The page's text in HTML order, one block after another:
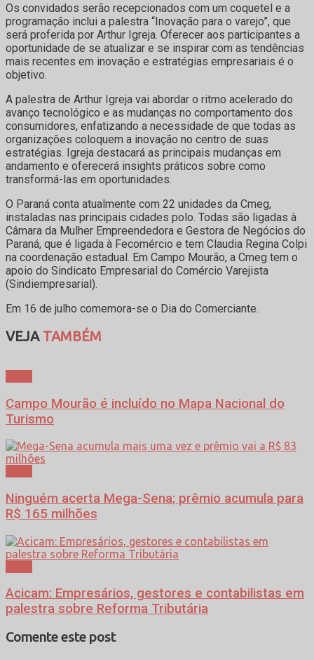
Os convidados serão recepcionados com um coquetel e a
programação inclui a palestra “Inovação para o varejo”, que
será proferida por Arthur Igreja. Oferecer aos participantes a
oportunidade de se atualizar e se inspirar com as tendências
mais recentes em inovação e estratégias empresariais é o
objetivo.
A palestra de Arthur Igreja vai abordar o ritmo acelerado do
avanço tecnológico e as mudanças no comportamento dos
consumidores, enfatizando a necessidade de que todas as
organizações coloquem a inovação no centro de suas
estratégias. Igreja destacará as principais mudanças em
andamento e oferecerá insights práticos sobre como
transformá-las em oportunidades.
O Paraná conta atualmente com 22 unidades da Cmeg,
instaladas nas principais cidades polo. Todas são ligadas à
Câmara da Mulher Empreendedora e Gestora de Negócios do
Paraná, que é ligada à Fecomércio e tem Claudia Regina Colpi
na coordenação estadual. Em Campo Mourão, a Cmeg tem o
apoio do Sindicato Empresarial do Comércio Varejista
(Sindiempresarial).
Em 16 de julho comemora-se o Dia do Comerciante.
VEJATAMBÉM
Campo Mourão é incluído no Mapa Nacional do
Turismo
Ninguém acerta Mega-Sena; prêmio acumula para
R$ 165 milhões
Acicam: Empresários, gestores e contabilistas em
palestra sobre Reforma Tributária
Comente este post